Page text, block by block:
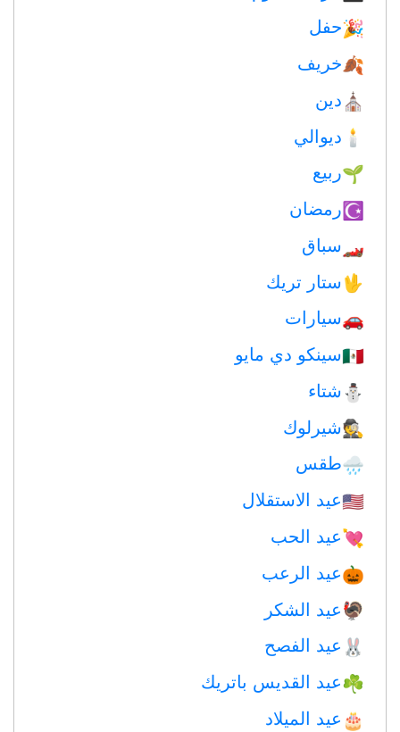
🎉حفل
🍂خريف
⛪️ دين
🕯 ديوالي
🌱ربيع
☪️رمضان
🏎 سباق
🖖ستار تريك
🚗سيارات
🇲🇽سينكو دي مايو
⛄ شتاء
🕵️شيرلوك
🌧طقس
🇺🇸عيد الاستقلال
💘عيد الحب
🎃عيد الرعب
🦃عيد الشكر
🐰 عيد الفصح
☘️عيد القديس باتريك
🎂 عيد الميلاد